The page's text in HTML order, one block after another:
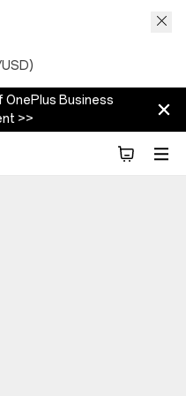
OnePlus Business
>>